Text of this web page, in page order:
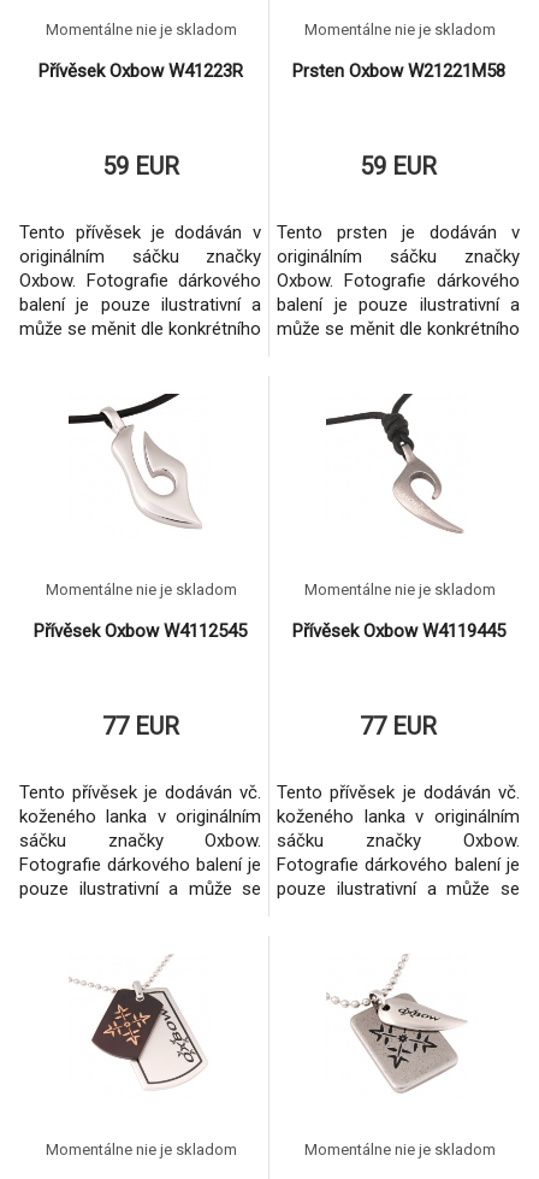
Přívěsek Oxbow W41223R
Momentálne nie je skladom
59 EUR
Tento přívěsek je dodáván v
originálním sáčku značky
Oxbow. Fotografie dárkového
balení je pouze ilustrativní a
může se měnit dle konkrétního
Prsten Oxbow W21221M58
Momentálne nie je skladom
59 EUR
Tento prsten je dodáván v
originálním sáčku značky
Oxbow. Fotografie dárkového
balení je pouze ilustrativní a
může se měnit dle konkrétního
Přívěsek Oxbow W4112545
Momentálne nie je skladom
77 EUR
Tento přívěsek je dodáván vč.
koženého lanka v originálním
sáčku značky Oxbow.
Fotografie dárkového balení je
pouze ilustrativní a může se
originální balení dané značky.
Přívěsek Oxbow W4119445
Momentálne nie je skladom
77 EUR
Tento přívěsek je dodáván vč.
koženého lanka v originálním
sáčku značky Oxbow.
Fotografie dárkového balení je
pouze ilustrativní a může se
originální balení dané značky.
Momentálne nie je skladom Momentálne nie je skladom